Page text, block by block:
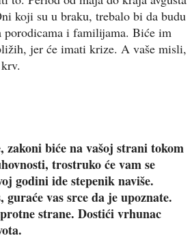
koji su u braku, trebalo bi da budu
porodicama i familijama. Biće im
jer će imati krize. A vaše misli,
zakoni biće na vašoj strani tokom
trostruko će vam se
godini ide stepenik naviše.
vas srce da je upoznate.
strane. Dostići vrhunac